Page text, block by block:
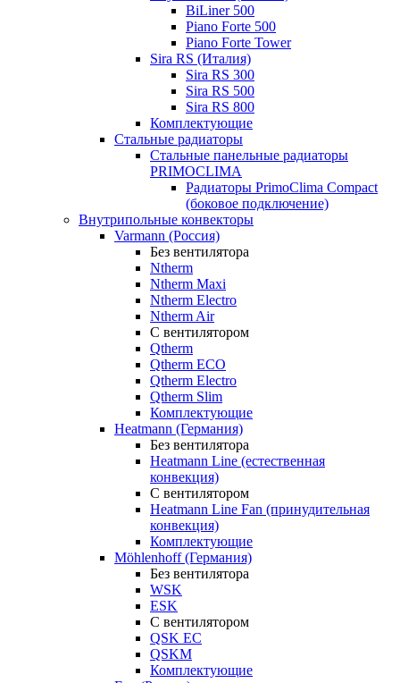
BiLiner 500
Piano Forte 500
Piano Forte Tower
Sira RS (Италия)
Sira RS 300
Sira RS 500
Sira RS 800
Комплектующие
Стальные радиаторы
Стальные панельные радиаторы
PRIMOCLIMA
Радиаторы PrimoClima Compact
(боковое подключение)
Внутрипольные конвекторы
Varmann (Россия)
Без вентилятора
Ntherm
Ntherm Maxi
Ntherm Electro
Ntherm Air
С вентилятором
Qtherm
Qtherm ECO
Qtherm Electro
Qtherm Slim
Комплектующие
Heatmann (Германия)
Без вентилятора
Heatmann Line (естественная
конвекция)
С вентилятором
Heatmann Line Fan (принудительная
конвекция)
Комплектующие
Möhlenhoff (Германия)
Без вентилятора
WSK
ESK
С вентилятором
QSK EC
QSKM
Комплектующие